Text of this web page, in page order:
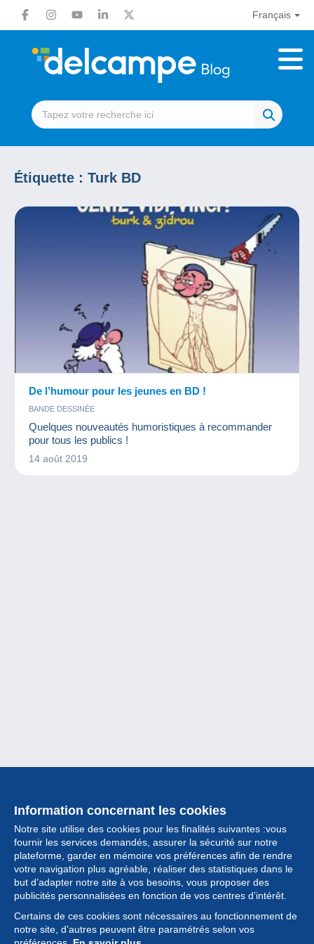
Français
Étiquette : Turk BD
De l’humour pour les jeunes en BD !
BANDE DESSINÉE
Quelques nouveautés humoristiques à recommander
pour tous les publics !
14 août 2019
Information concernant les cookies
Notre site utilise des cookies pour les finalités suivantes :vous
fournir les services demandés, assurer la sécurité sur notre
plateforme, garder en mémoire vos préférences afin de rendre
votre navigation plus agréable, réaliser des statistiques dans le
but d’adapter notre site à vos besoins, vous proposer des
publicités personnalisées en fonction de vos centres d’intérêt.
Certains de ces cookies sont nécessaires au fonctionnement de
notre site, d’autres peuvent être paramétrés selon vos
Collection
Actualités